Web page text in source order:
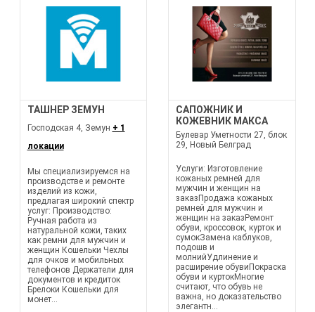
ТАШНЕР ЗЕМУН
Господская 4, Земун + 1
локации
Мы специализируемся на
производстве и ремонте
изделий из кожи,
предлагая широкий спектр
услуг: Производство:
Ручная работа из
натуральной кожи, таких
как ремни для мужчин и
женщин Кошельки Чехлы
для очков и мобильных
телефонов Держатели для
документов и кредиток
Брелоки Кошельки для
монет...
САПОЖНИК И
КОЖЕВНИК МАКСА
Булевар Уметности 27, блок
29, Новый Белград
Услуги: Изготовление
кожаных ремней для
мужчин и женщин на
заказПродажа кожаных
ремней для мужчин и
женщин на заказРемонт
обуви, кроссовок, курток и
сумокЗамена каблуков,
подошв и
молнийУдлинение и
расширение обувиПокраска
обуви и куртокМногие
считают, что обувь не
важна, но доказательство
элегантн...